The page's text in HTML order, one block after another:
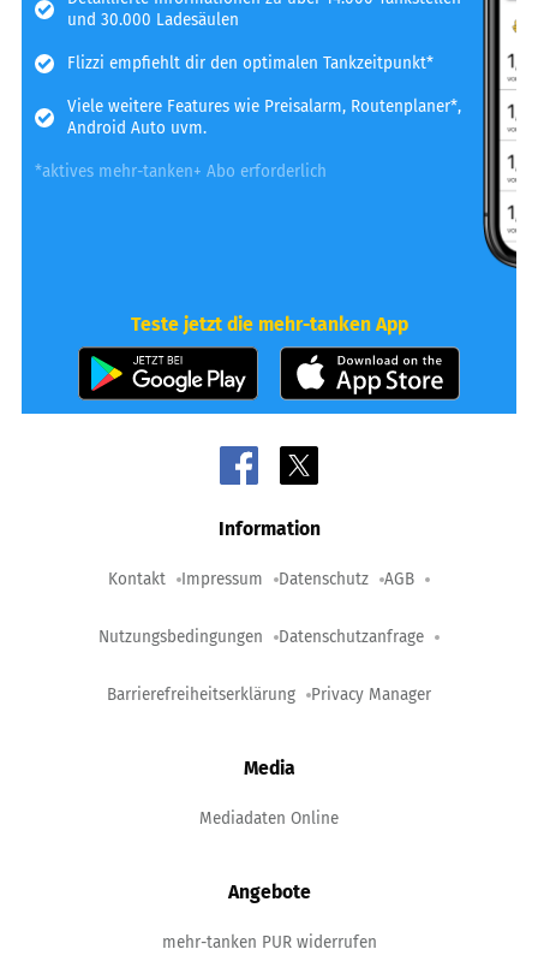
und 30.000 Ladesäulen
Flizzi empfiehlt dir den optimalen Tankzeitpunkt*
Viele weitere Features wie Preisalarm, Routenplaner*,
Android Auto uvm.
*aktives mehr-tanken+ Abo erforderlich
Teste jetzt die mehr-tanken App
Information
Kontakt Impressum Datenschutz AGB
Nutzungsbedingungen Datenschutzanfrage
Barrierefreiheitserklärung Privacy Manager
Media
Mediadaten Online
Angebote
mehr-tanken PUR widerrufen